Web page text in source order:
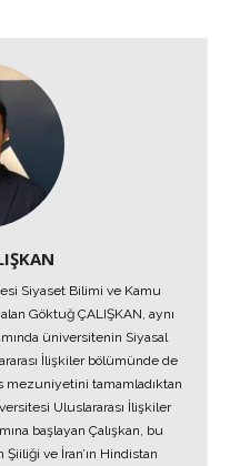
Siyaset Bilimi ve Kamu
Göktuğ ÇALIŞKAN, aynı
üniversitenin Siyasal
İlişkiler bölümünde de
mezuniyetini tamamladıktan
Uluslararası İlişkiler
başlayan Çalışkan, bu
Şiiliği ve İran’ın Hindistan